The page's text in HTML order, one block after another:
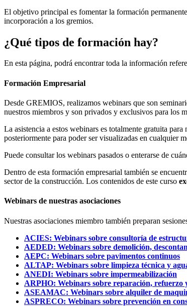
El objetivo principal es fomentar la formación
incorporación a los gremios.
¿Qué tipos de formación hay?
En esta página, podrá encontrar toda la información
Formación Empresarial
Desde GREMIOS, realizamos webinars que son
nuestros miembros y son privados y exclusivos para los
La asistencia a estos webinars es totalmente gratuita
posteriormente para poder ser visualizadas en cualquier
Puede consultar los webinars pasados o enterarse de
Dentro de esta formación empresarial también se
sector de la construcción. Los contenidos de este curso
Webinars de nuestras asociaciones
Nuestras asociaciones miembro también preparan
ACIES: Webinars sobre consultoría de
AEDED: Webinars sobre demolición,
AEPC: Webinars sobre pavimentos continuos
ALTAP: Webinars sobre limpieza técnica y
ANEDI: Webinars sobre impermeabilización
ARPHO: Webinars sobre reparación, refuerzo
ASEAMAC: Webinars sobre alquiler de
ASPRECO: Webinars sobre prevención en